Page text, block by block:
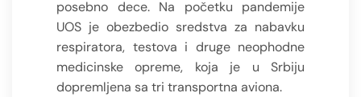
posebno dece. Na početku pandemije
UOS je obezbedio sredstva za nabavku
respiratora, testova i druge neophodne
medicinske opreme, koja je u Srbiju
dopremljena sa tri transportna aviona.